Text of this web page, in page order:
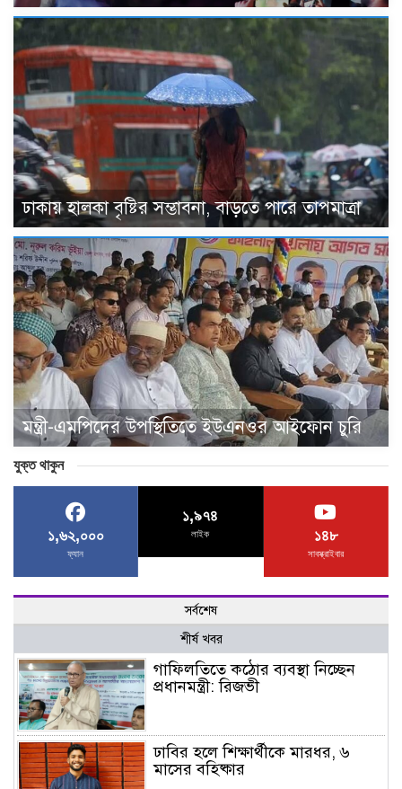
ঢাকায় হালকা বৃষ্টির সম্ভাবনা, বাড়তে পারে তাপমাত্রা
মন্ত্রী-এমপিদের উপস্থিতিতে ইউএনওর আইফোন চুরি
যুক্ত থাকুন
১,৬২,০০০
ফ্যান
১,৯৭৪
লাইক ১৪৮
সাবস্ক্রাইবার
সর্বশেষ
শীর্ষ খবর
গাফিলতিতে কঠোর ব্যবস্থা নিচ্ছেন
প্রধানমন্ত্রী: রিজভী
ঢাবির হলে শিক্ষার্থীকে মারধর, ৬
মাসের বহিষ্কার